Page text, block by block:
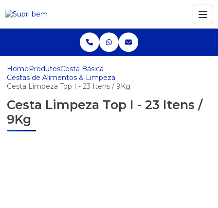
HomeProdutosCesta Básica
Cestas de Alimentos & Limpeza
Cesta Limpeza Top I - 23 Itens / 9Kg
Cesta Limpeza Top I - 23 Itens /
9Kg